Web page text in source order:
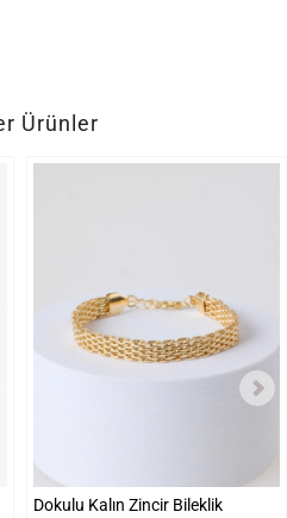
Ürünler
Dokulu Kalın Zincir Bileklik